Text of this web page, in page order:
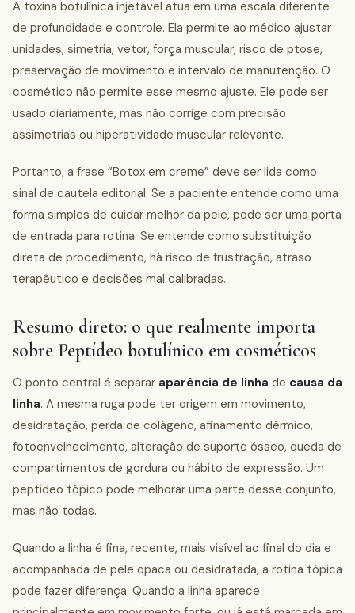
A toxina botulínica injetável atua em uma escala diferente
de profundidade e controle. Ela permite ao médico ajustar
unidades, simetria, vetor, força muscular, risco de ptose,
preservação de movimento e intervalo de manutenção. O
cosmético não permite esse mesmo ajuste. Ele pode ser
usado diariamente, mas não corrige com precisão
assimetrias ou hiperatividade muscular relevante.
Portanto, a frase “Botox em creme” deve ser lida como
sinal de cautela editorial. Se a paciente entende como uma
forma simples de cuidar melhor da pele, pode ser uma porta
de entrada para rotina. Se entende como substituição
direta de procedimento, há risco de frustração, atraso
terapêutico e decisões mal calibradas.
Resumo direto: o que realmente importa
sobre Peptídeo botulínico em cosméticos
O ponto central é separar aparência de linha de causa da
linha. A mesma ruga pode ter origem em movimento,
desidratação, perda de colágeno, afinamento dérmico,
fotoenvelhecimento, alteração de suporte ósseo, queda de
compartimentos de gordura ou hábito de expressão. Um
peptídeo tópico pode melhorar uma parte desse conjunto,
mas não todas.
Quando a linha é fina, recente, mais visível ao final do dia e
acompanhada de pele opaca ou desidratada, a rotina tópica
pode fazer diferença. Quando a linha aparece